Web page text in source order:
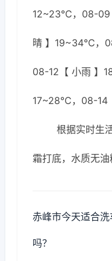
12~23℃，08-09
晴 】19~34℃，
08-12【 小雨 】
17~28℃，08-14
根据实时生
霜打底，水质无油
赤峰市今天适合洗
吗？